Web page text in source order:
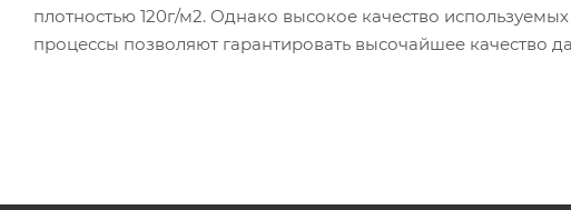
плотностью 120г/м2. Однако высокое качество
процессы позволяют гарантировать высочайшее качество